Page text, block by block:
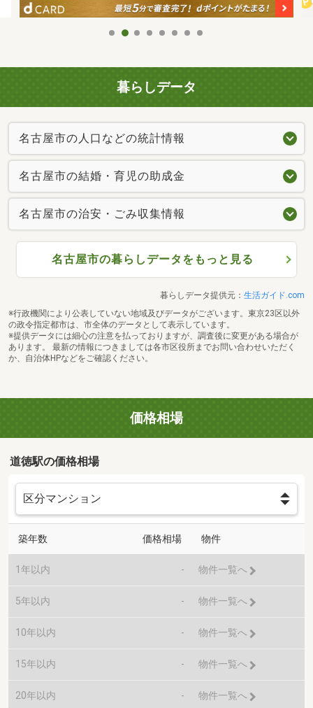
暮らしデータ
名古屋市の人口などの統計情報
名古屋市の結婚・育児の助成金
名古屋市の治安・ごみ収集情報
名古屋市の暮らしデータをもっと見る
暮らしデータ提供元： 生活ガイド.com
※行政機関により公表していない地域及びデータがございます。東京23区以外
の政令指定都市は、市全体のデータとして表示しています。
※提供データには細心の注意を払っておりますが、調査後に変更がある場合が
あります。 最新の情報につきましては各市区役所までお問い合わせいただく
か、自治体HPなどをご確認ください。
価格相場
道徳駅の価格相場
築年数 価格相場 物件
1年以内 - 物件一覧へ
5年以内 - 物件一覧へ
10年以内 - 物件一覧へ
15年以内 - 物件一覧へ
20年以内 - 物件一覧へ